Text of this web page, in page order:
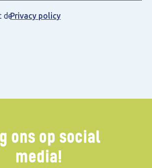
ons op social
media!
dePrivacy policy